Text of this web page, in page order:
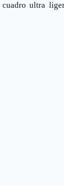
ultra